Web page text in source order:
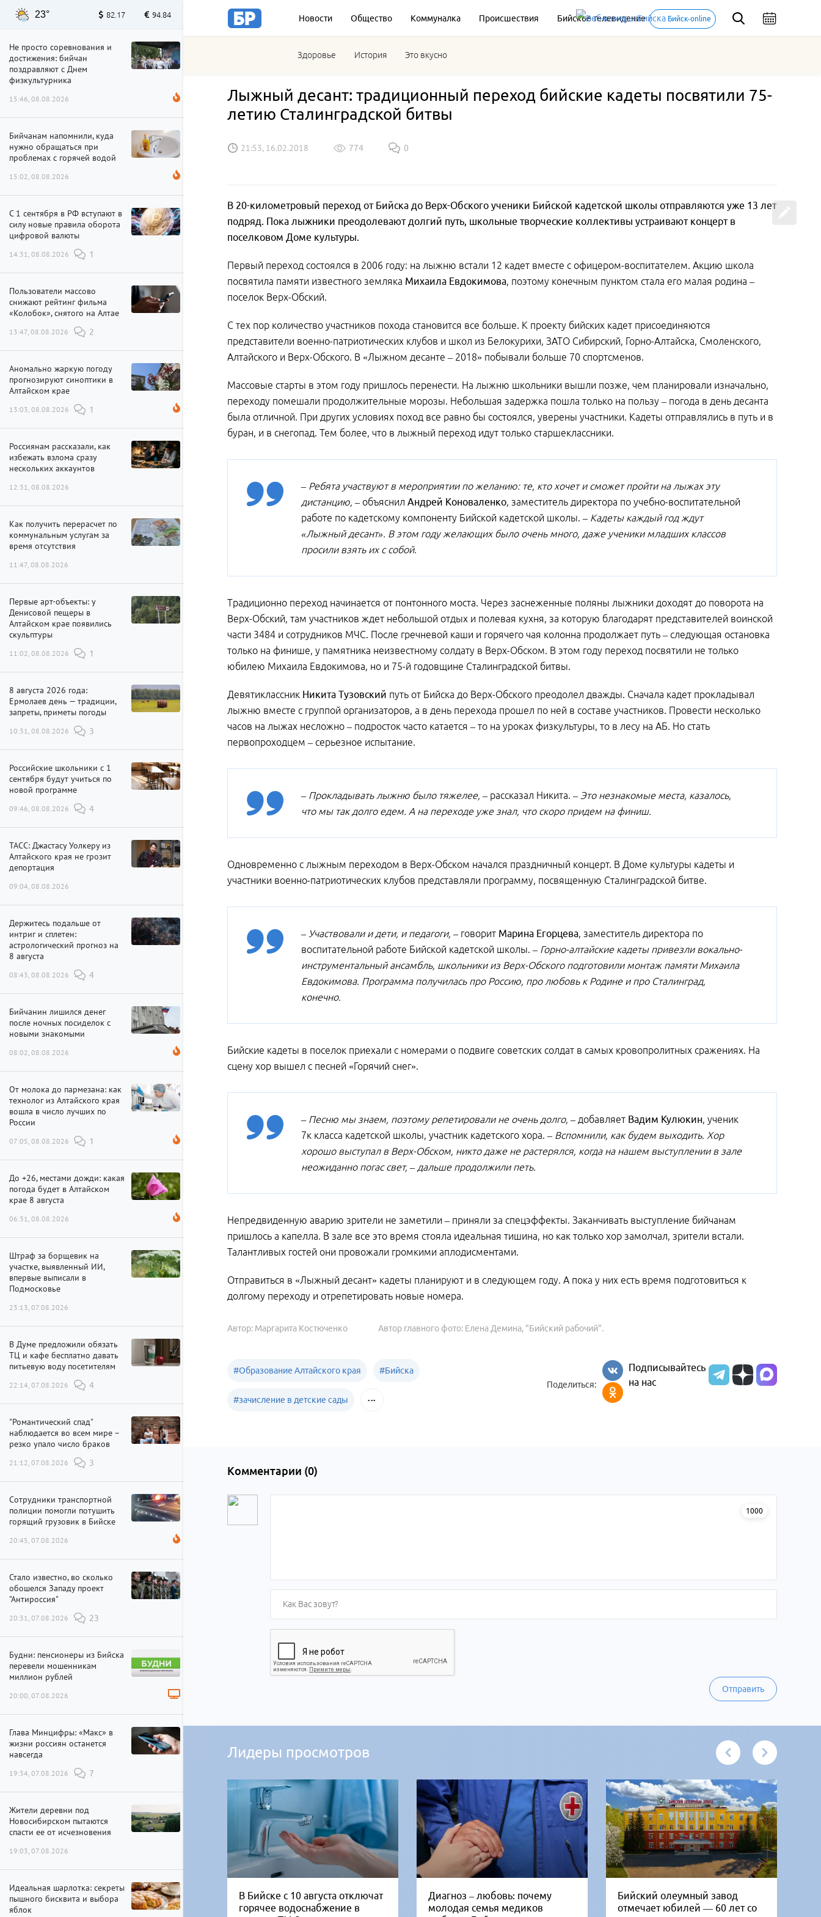
Новости Общество Коммуналка Происшествия Бийское телевидение Бийск-online
Здоровье История Это вкусно
23° 82.17 94.84
Не просто соревнования и
достижения: бийчан
поздравляют с Днем
физкультурника
15:46, 08.08.2026
Бийчанам напомнили, куда
нужно обращаться при
проблемах с горячей водой
15:02, 08.08.2026
С 1 сентября в РФ вступают в
силу новые правила оборота
цифровой валюты
14:31, 08.08.2026 1
Пользователи массово
снижают рейтинг фильма
«Колобок», снятого на Алтае
13:47, 08.08.2026 2
Аномально жаркую погоду
прогнозируют синоптики в
Алтайском крае
13:03, 08.08.2026 1
Россиянам рассказали, как
избежать взлома сразу
нескольких аккаунтов
12:31, 08.08.2026
Как получить перерасчет по
коммунальным услугам за
время отсутствия
11:47, 08.08.2026
Первые арт-объекты: у
Денисовой пещеры в
Алтайском крае появились
скульптуры
11:02, 08.08.2026 1
8 августа 2026 года:
Ермолаев день — традиции,
запреты, приметы погоды
10:31, 08.08.2026 3
Российские школьники с 1
сентября будут учиться по
новой программе
09:46, 08.08.2026 4
ТАСС: Джастасу Уолкеру из
Алтайского края не грозит
депортация
09:04, 08.08.2026
Держитесь подальше от
интриг и сплетен:
астрологический прогноз на
8 августа
08:43, 08.08.2026 4
Бийчанин лишился денег
после ночных посиделок с
новыми знакомыми
08:02, 08.08.2026
От молока до пармезана: как
технолог из Алтайского края
вошла в число лучших по
России
07:05, 08.08.2026 1
До +26, местами дожди: какая
погода будет в Алтайском
крае 8 августа
06:31, 08.08.2026
Штраф за борщевик на
участке, выявленный ИИ,
впервые выписали в
Подмосковье
23:13, 07.08.2026
В Думе предложили обязать
ТЦ и кафе бесплатно давать
питьевую воду посетителям
22:14, 07.08.2026 4
"Романтический спад"
наблюдается во всем мире –
резко упало число браков
21:12, 07.08.2026 3
Сотрудники транспортной
полиции помогли потушить
горящий грузовик в Бийске
20:45, 07.08.2026
Стало известно, во сколько
обошелся Западу проект
"Антироссия"
20:31, 07.08.2026 23
Будни: пенсионеры из Бийска
перевели мошенникам
миллион рублей
20:00, 07.08.2026
Глава Минцифры: «Макс» в
жизни россиян останется
навсегда
19:34, 07.08.2026 7
Жители деревни под
Новосибирском пытаются
спасти ее от исчезновения
19:03, 07.08.2026
Идеальная шарлотка: секреты
пышного бисквита и выбора
яблок
Лыжный десант: традиционный переход бийские кадеты посвятили 75-
летию Сталинградской битвы
21:53, 16.02.2018 774 0
В 20-километровый переход от Бийска до Верх-Обского ученики Бийской кадетской школы отправляются уже 13 лет
подряд. Пока лыжники преодолевают долгий путь, школьные творческие коллективы устраивают концерт в
поселковом Доме культуры.
Первый переход состоялся в 2006 году: на лыжню встали 12 кадет вместе с офицером-воспитателем. Акцию школа
посвятила памяти известного земляка Михаила Евдокимова, поэтому конечным пунктом стала его малая родина –
поселок Верх-Обский.
С тех пор количество участников похода становится все больше. К проекту бийских кадет присоединяются
представители военно-патриотических клубов и школ из Белокурихи, ЗАТО Сибирский, Горно-Алтайска, Смоленского,
Алтайского и Верх-Обского. В «Лыжном десанте – 2018» побывали больше 70 спортсменов.
Массовые старты в этом году пришлось перенести. На лыжню школьники вышли позже, чем планировали изначально,
переходу помешали продолжительные морозы. Небольшая задержка пошла только на пользу – погода в день десанта
была отличной. При других условиях поход все равно бы состоялся, уверены участники. Кадеты отправлялись в путь и в
буран, и в снегопад. Тем более, что в лыжный переход идут только старшеклассники.
– Ребята участвуют в мероприятии по желанию: те, кто хочет и сможет пройти на лыжах эту
дистанцию, – объяснил Андрей Коноваленко, заместитель директора по учебно-воспитательной
работе по кадетскому компоненту Бийской кадетской школы. – Кадеты каждый год ждут
«Лыжный десант». В этом году желающих было очень много, даже ученики младших классов
просили взять их с собой.
Традиционно переход начинается от понтонного моста. Через заснеженные поляны лыжники доходят до поворота на
Верх-Обский, там участников ждет небольшой отдых и полевая кухня, за которую благодарят представителей воинской
части 3484 и сотрудников МЧС. После гречневой каши и горячего чая колонна продолжает путь – следующая остановка
только на финише, у памятника неизвестному солдату в Верх-Обском. В этом году переход посвятили не только
юбилею Михаила Евдокимова, но и 75-й годовщине Сталинградской битвы.
Девятиклассник Никита Тузовский путь от Бийска до Верх-Обского преодолел дважды. Сначала кадет прокладывал
лыжню вместе с группой организаторов, а в день перехода прошел по ней в составе участников. Провести несколько
часов на лыжах несложно – подросток часто катается – то на уроках физкультуры, то в лесу на АБ. Но стать
первопроходцем – серьезное испытание.
– Прокладывать лыжню было тяжелее, – рассказал Никита. – Это незнакомые места, казалось,
что мы так долго едем. А на переходе уже знал, что скоро придем на финиш.
Одновременно с лыжным переходом в Верх-Обском начался праздничный концерт. В Доме культуры кадеты и
участники военно-патриотических клубов представляли программу, посвященную Сталинградской битве.
– Участвовали и дети, и педагоги, – говорит Марина Егорцева, заместитель директора по
воспитательной работе Бийской кадетской школы. – Горно-алтайские кадеты привезли вокально-
инструментальный ансамбль, школьники из Верх-Обского подготовили монтаж памяти Михаила
Евдокимова. Программа получилась про Россию, про любовь к Родине и про Сталинград,
конечно.
Бийские кадеты в поселок приехали с номерами о подвиге советских солдат в самых кровопролитных сражениях. На
сцену хор вышел с песней «Горячий снег».
– Песню мы знаем, поэтому репетировали не очень долго, – добавляет Вадим Кулюкин, ученик
7к класса кадетской школы, участник кадетского хора. – Вспомнили, как будем выходить. Хор
хорошо выступал в Верх-Обском, никто даже не растерялся, когда на нашем выступлении в зале
неожиданно погас свет, – дальше продолжили петь.
Непредвиденную аварию зрители не заметили – приняли за спецэффекты. Заканчивать выступление бийчанам
пришлось а капелла. В зале все это время стояла идеальная тишина, но как только хор замолчал, зрители встали.
Талантливых гостей они провожали громкими аплодисментами.
Отправиться в «Лыжный десант» кадеты планируют и в следующем году. А пока у них есть время подготовиться к
долгому переходу и отрепетировать новые номера.
Автор: Маргарита Костюченко Автор главного фото: Елена Демина, "Бийский рабочий".
#Образование Алтайского края #Бийска
#зачисление в детские сады
Поделиться:
Подписывайтесь
на нас
Комментарии (0)
1000
Отправить
Лидеры просмотров
В Бийске с 10 августа отключат
горячее водоснабжение в
Диагноз – любовь: почему
молодая семья медиков
Бийский олеумный завод
отмечает юбилей — 60 лет со